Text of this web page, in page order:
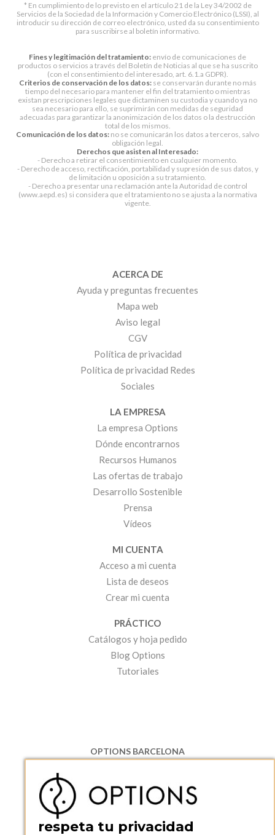
* En cumplimiento de lo previsto en el artículo 21 de la Ley 34/2002 de
Servicios de la Sociedad de la Información y Comercio Electrónico (LSSI), al
introducir su dirección de correo electrónico, usted da su consentimiento
para suscribirse al boletín informativo.
Fines y legitimación del tratamiento: envío de comunicaciones de
productos o servicios a través del Boletín de Noticias al que se ha suscrito
(con el consentimiento del interesado, art. 6.1.a GDPR).
Criterios de conservación de los datos:se conservarán durante no más
tiempo del necesario para mantener el fin del tratamiento o mientras
existan prescripciones legales que dictaminen su custodia y cuando ya no
sea necesario para ello, se suprimirán con medidas de seguridad
adecuadas para garantizar la anonimización de los datos o la destrucción
total de los mismos.
Comunicación de los datos: no se comunicarán los datos a terceros, salvo
obligación legal.
Derechos que asisten al Interesado:
- Derecho a retirar el consentimiento en cualquier momento.
- Derecho de acceso, rectificación, portabilidad y supresión de sus datos, y
de limitación u oposición a su tratamiento.
- Derecho a presentar una reclamación ante la Autoridad de control
(www.aepd.es) si considera que el tratamiento no se ajusta a la normativa
vigente.
ACERCA DE
Ayuda y preguntas frecuentes
Mapa web
Aviso legal
CGV
Política de privacidad
Política de privacidad Redes
Sociales
LA EMPRESA
La empresa Options
Dónde encontrarnos
Recursos Humanos
Las ofertas de trabajo
Desarrollo Sostenible
Prensa
Vídeos
MI CUENTA
Acceso a mi cuenta
Lista de deseos
Crear mi cuenta
PRÁCTICO
Catálogos y hoja pedido
Blog Options
Tutoriales
OPTIONS BARCELONA
08130 Santa Perpetua de Moguda, Barcelona
ESPAñA
Teléfono:
+34 935 724 041
OPTIONS BARCELONA SHOWROOM
respeta tu privacidad